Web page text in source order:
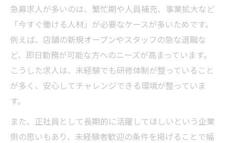
急募求人が多いのは、繁忙期や人員補充、事業拡大など
「今すぐ働ける人材」が必要なケースが多いためです。
例えば、店舗の新規オープンやスタッフの急な退職な
ど、即日勤務が可能な方へのニーズが高まっています。
こうした求人は、未経験でも研修体制が整っていること
が多く、安心してチャレンジできる環境が整っていま
す。
また、正社員として長期的に活躍してほしいという企業
側の思いもあり、未経験者歓迎の条件を掲げることで幅